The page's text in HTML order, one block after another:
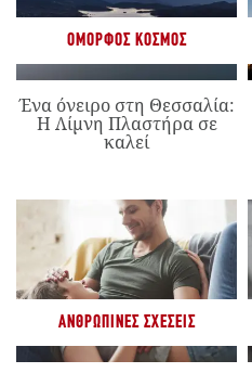
ΌΜΟΡΦΟΣ ΚΌΣΜΟΣ
Ένα όνειρο στη Θεσσαλία:
Η Λίμνη Πλαστήρα σε
καλεί
ΑΝΘΡΏΠΙΝΕΣ ΣΧΈΣΕΙΣ